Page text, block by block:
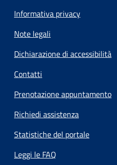
Informativa privacy
Note legali
Dichiarazione di accessibilità
Contatti
Prenotazione appuntamento
Richiedi assistenza
Statistiche del portale
Leggi le FAQ